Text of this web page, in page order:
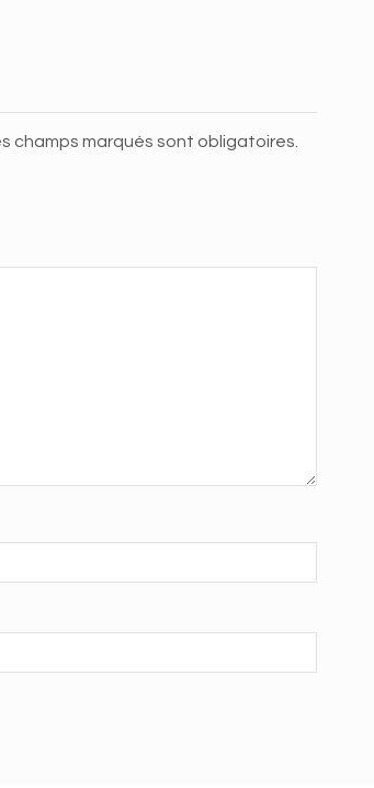
champs marqués sont obligatoires.